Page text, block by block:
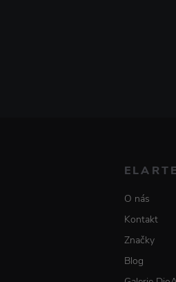
O nás
Kontakt
Značky
Blog